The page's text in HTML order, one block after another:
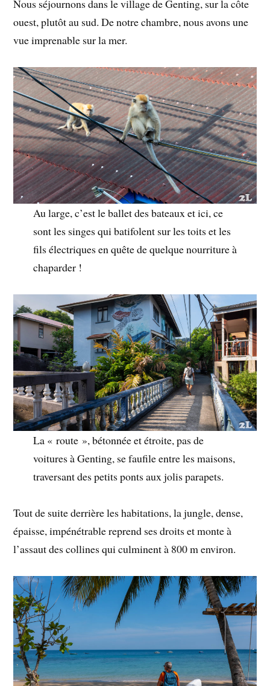
Nous séjournons dans le village de Genting, sur la côte
ouest, plutôt au sud. De notre chambre, nous avons une
vue imprenable sur la mer.
Au large, c’est le ballet des bateaux et ici, ce
sont les singes qui batifolent sur les toits et les
fils électriques en quête de quelque nourriture à
chaparder !
La « route », bétonnée et étroite, pas de
voitures à Genting, se faufile entre les maisons,
traversant des petits ponts aux jolis parapets.
Tout de suite derrière les habitations, la jungle, dense,
épaisse, impénétrable reprend ses droits et monte à
l’assaut des collines qui culminent à 800 m environ.